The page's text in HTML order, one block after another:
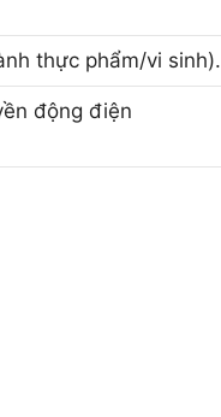
thực phẩm/vi sinh).
động điện